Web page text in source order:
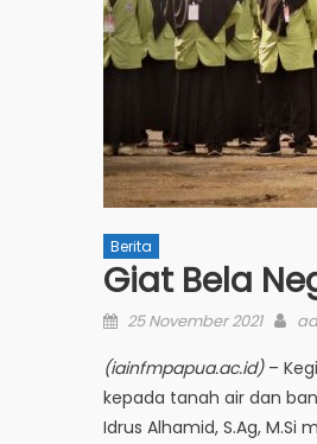
Berita
Giat Bela
Posted
25 November 2021
(iainfmpapua.ac.id)–
kepada tanah air dan
Idrus Alhamid, S.Ag,